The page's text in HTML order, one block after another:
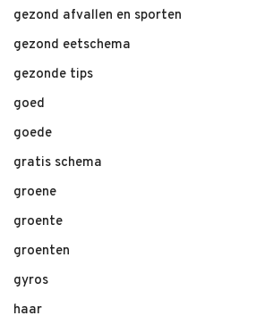
gezond afvallen en sporten
gezond eetschema
gezonde tips
goed
goede
gratis schema
groene
groente
groenten
gyros
haar